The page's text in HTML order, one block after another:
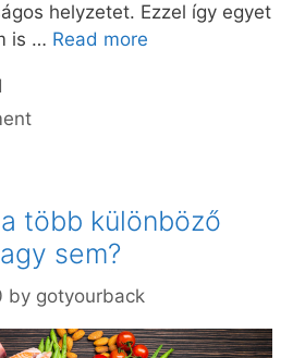
helyzetet. Ezzel így egyet
is … Read more
több különböző
sem?
by gotyourback